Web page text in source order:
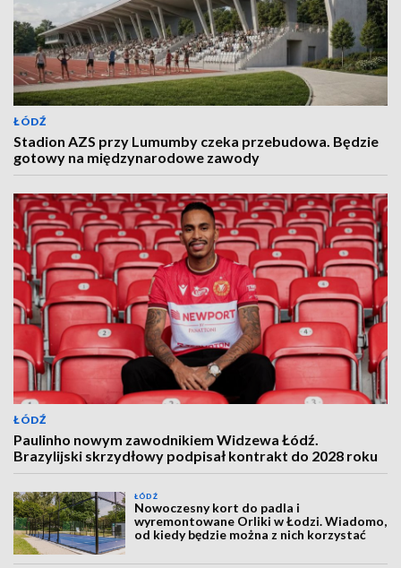
ŁÓDŹ
Stadion AZS przy Lumumby czeka przebudowa. Będzie
gotowy na międzynarodowe zawody
ŁÓDŹ
Paulinho nowym zawodnikiem Widzewa Łódź.
Brazylijski skrzydłowy podpisał kontrakt do 2028 roku
ŁÓDŹ
Nowoczesny kort do padla i
wyremontowane Orliki w Łodzi. Wiadomo,
od kiedy będzie można z nich korzystać